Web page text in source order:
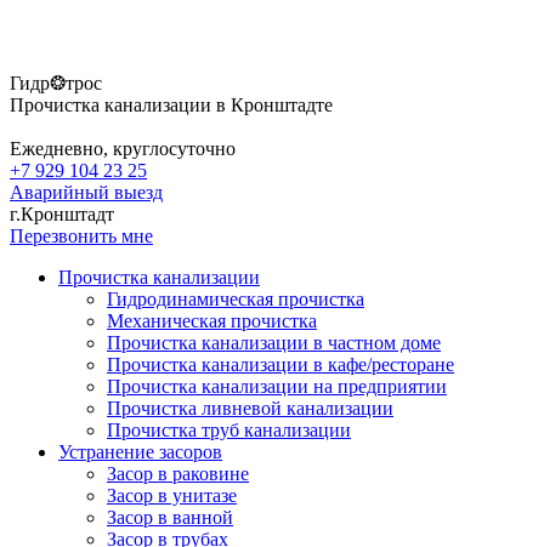
Гидр❂трос
Прочистка канализации в Кронштадте
Ежедневно, круглосуточно
+7 929 104 23 25
Аварийный выезд
г.Кронштадт
Перезвонить мне
Прочистка канализации
Гидродинамическая прочистка
Механическая прочистка
Прочистка канализации в частном доме
Прочистка канализации в кафе/ресторане
Прочистка канализации на предприятии
Прочистка ливневой канализации
Прочистка труб канализации
Устранение засоров
Засор в раковине
Засор в унитазе
Засор в ванной
Засор в трубах